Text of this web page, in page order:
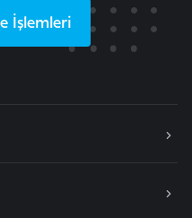
İşlemleri